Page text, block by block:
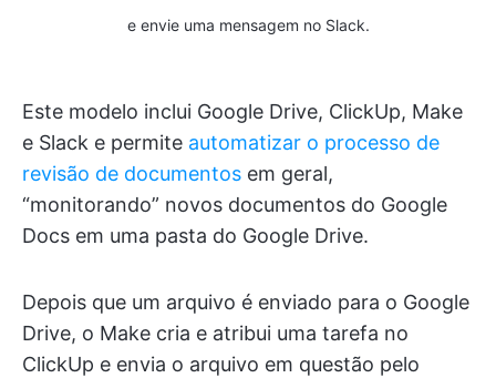
e envie uma mensagem no Slack.
Este modelo inclui Google Drive, ClickUp, Make
e Slack e permite automatizar o processo de
revisão de documentos em geral,
“monitorando” novos documentos do Google
Docs em uma pasta do Google Drive.
Depois que um arquivo é enviado para o Google
Drive, o Make cria e atribui uma tarefa no
ClickUp e envia o arquivo em questão pelo